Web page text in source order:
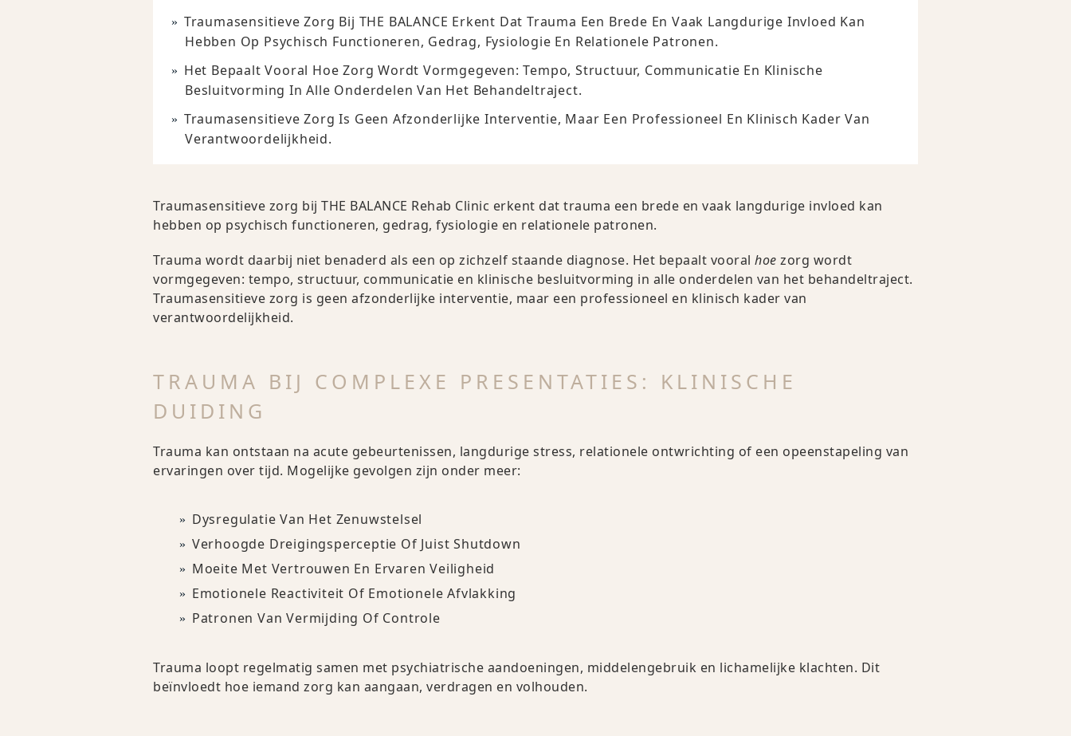
Traumasensitieve Zorg Bij THE BALANCE Erkent Dat Trauma Een Brede En Vaak Langdurige Invloed Kan
Hebben Op Psychisch Functioneren, Gedrag, Fysiologie En Relationele Patronen.
Het Bepaalt Vooral Hoe Zorg Wordt Vormgegeven: Tempo, Structuur, Communicatie En Klinische
Besluitvorming In Alle Onderdelen Van Het Behandeltraject.
Traumasensitieve Zorg Is Geen Afzonderlijke Interventie, Maar Een Professioneel En Klinisch Kader Van
Verantwoordelijkheid.
Traumasensitieve zorg bij THE BALANCE Rehab Clinic erkent dat trauma een brede en vaak langdurige invloed kan
hebben op psychisch functioneren, gedrag, fysiologie en relationele patronen.
Trauma wordt daarbij niet benaderd als een op zichzelf staande diagnose. Het bepaalt vooral hoe zorg wordt
vormgegeven: tempo, structuur, communicatie en klinische besluitvorming in alle onderdelen van het behandeltraject.
Traumasensitieve zorg is geen afzonderlijke interventie, maar een professioneel en klinisch kader van
verantwoordelijkheid.
TRAUMA BIJ COMPLEXE PRESENTATIES: KLINISCHE
DUIDING
Trauma kan ontstaan na acute gebeurtenissen, langdurige stress, relationele ontwrichting of een opeenstapeling van
ervaringen over tijd. Mogelijke gevolgen zijn onder meer:
Dysregulatie Van Het Zenuwstelsel
Verhoogde Dreigingsperceptie Of Juist Shutdown
Moeite Met Vertrouwen En Ervaren Veiligheid
Emotionele Reactiviteit Of Emotionele Afvlakking
Patronen Van Vermijding Of Controle
Trauma loopt regelmatig samen met psychiatrische aandoeningen, middelengebruik en lichamelijke klachten. Dit
beïnvloedt hoe iemand zorg kan aangaan, verdragen en volhouden.